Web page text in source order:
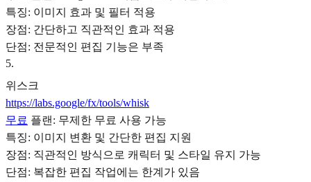
특징: 이미지 효과 및 필터 적용
장점: 간단하고 직관적인 효과 적용
단점: 전문적인 편집 기능은 부족
5.
위스크
https://labs.google/fx/tools/whisk
무료 플랜: 무제한 무료 사용 가능
특징: 이미지 변환 및 간단한 편집 지원
장점: 직관적인 방식으로 캐릭터 및 스타일 유지 가능
단점: 복잡한 편집 작업에는 한계가 있음